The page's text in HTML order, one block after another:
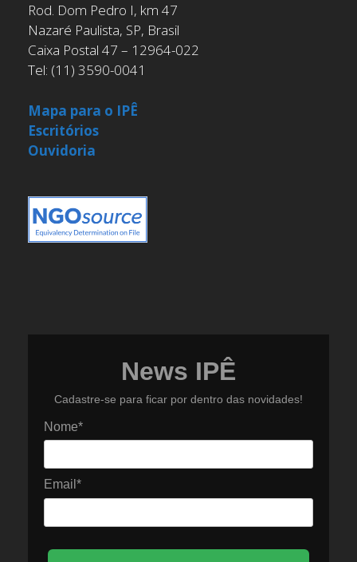
Rod. Dom Pedro I, km 47
Nazaré Paulista, SP, Brasil
Caixa Postal 47 – 12964-022
Tel: (11) 3590-0041
Mapa para o IPÊ
Escritórios
Ouvidoria
News IPÊ
Cadastre-se para ficar por dentro das novidades!
Nome*
Email*